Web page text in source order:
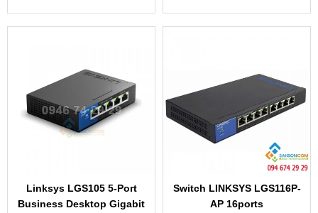
Linksys LGS105 5-Port
Business Desktop Gigabit
Switch LINKSYS LGS116P-
AP 16ports